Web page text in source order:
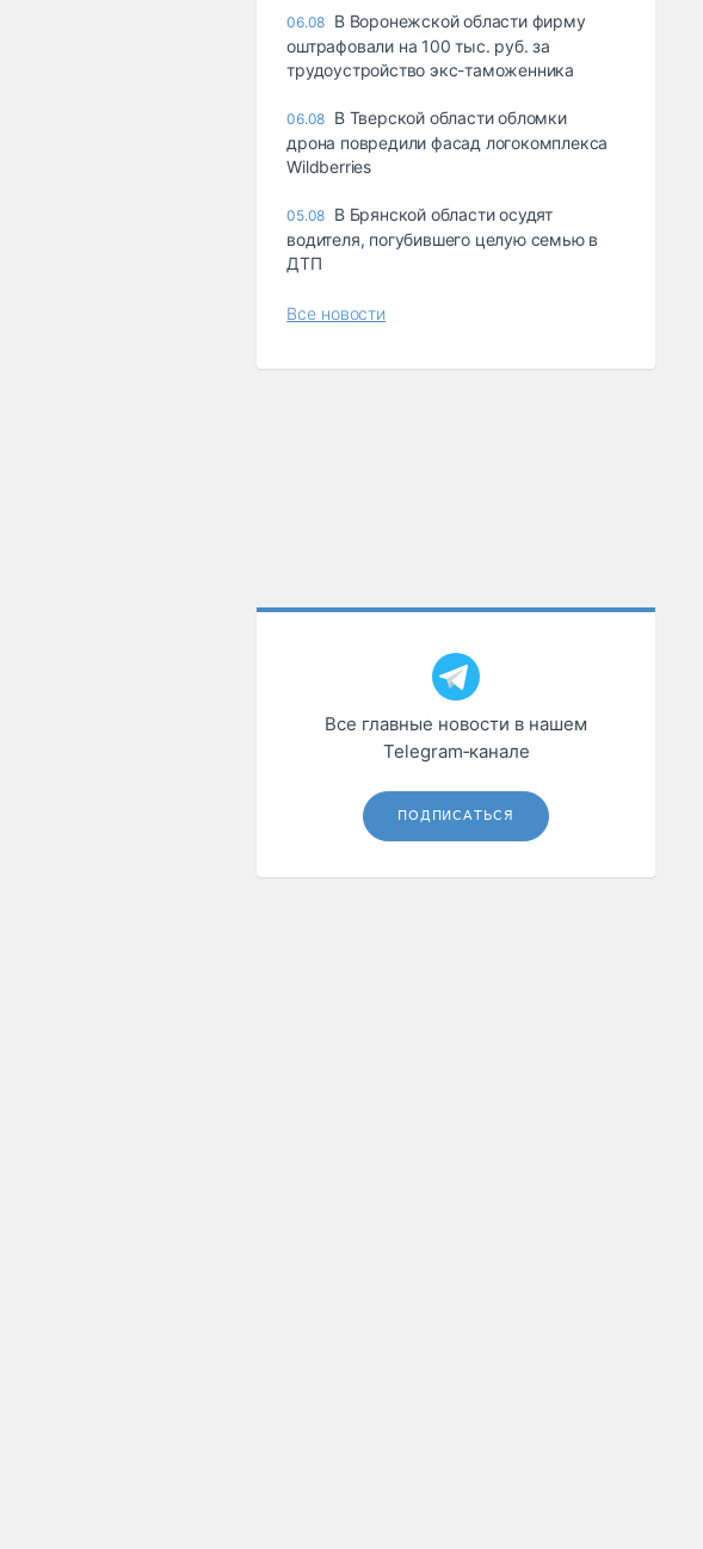
06.08 В Воронежской области фирму
оштрафовали на 100 тыс. руб. за
трудоустройство экс-таможенника
06.08 В Тверской области обломки
дрона повредили фасад логокомплекса
Wildberries
05.08 В Брянской области осудят
водителя, погубившего целую семью в
ДТП
Все новости
Все главные новости в нашем
Telegram‑канале
ПОДПИСАТЬСЯ